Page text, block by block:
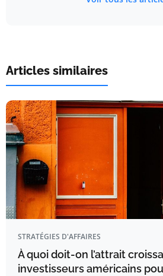
Articles similaires
STRATÉGIES D'AFFAIRES
À quoi doit-on l’attrait
investisseurs américains